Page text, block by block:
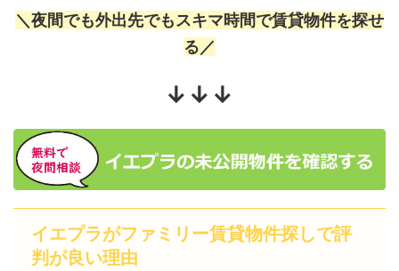
＼夜間でも外出先でもスキマ時間で賃貸物件を探せ
る／
↓↓↓
イエプラがファミリー賃貸物件探しで評
判が良い理由